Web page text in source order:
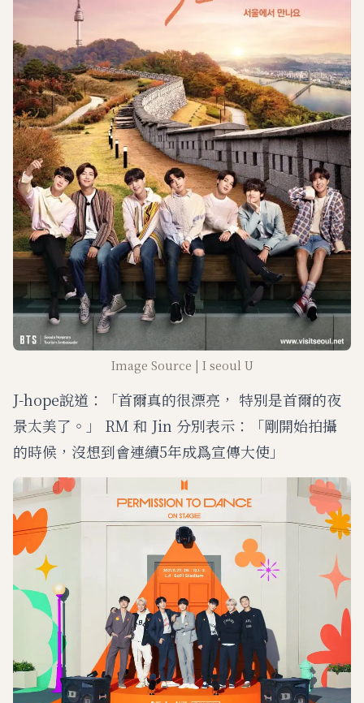
Image Source | I seoul U
J-hope說道：「首爾真的很漂亮， 特別是首爾的夜
景太美了。」 RM 和 Jin 分別表示：「剛開始拍攝
的時候，沒想到會連續5年成爲宣傳大使」